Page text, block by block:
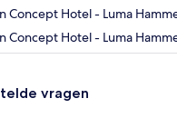
Concept Hotel - Luma
Concept Hotel - Luma
vragen